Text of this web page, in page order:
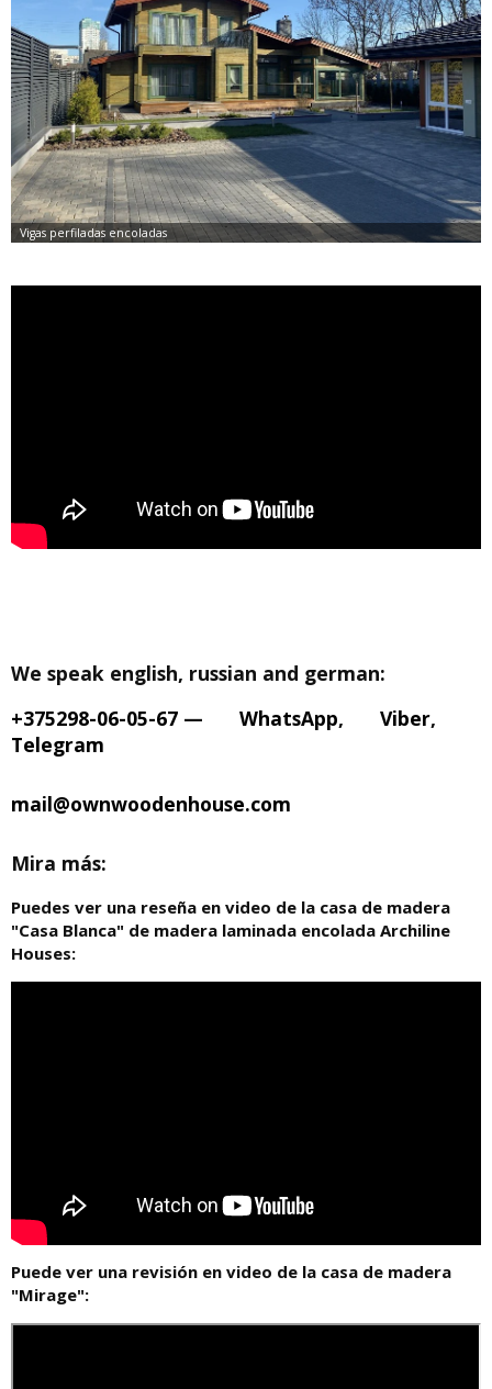
We speak english, russian and german:
+375298-06-05-67 — WhatsApp, Viber,
Telegram
mail@ownwoodenhouse.com
Mira más:
Puedes ver una reseña en video de la casa de madera
"Casa Blanca" de madera laminada encolada Archiline
Houses:
Puede ver una revisión en video de la casa de madera
"Mirage":